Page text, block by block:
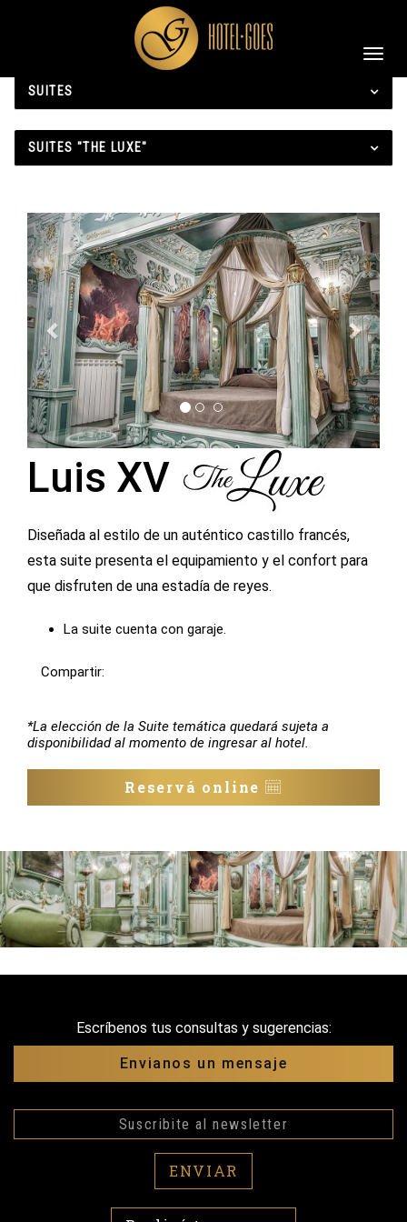
SUITES
SUITES "THE LUXE"
Previous Next
Luis XV
Diseñada al estilo de un auténtico castillo francés,
esta suite presenta el equipamiento y el confort para
que disfruten de una estadía de reyes.
La suite cuenta con garaje.
Compartir:
*La elección de la Suite temática quedará sujeta a
disponibilidad al momento de ingresar al hotel.
Reservá online
Escríbenos tus consultas y sugerencias:
Envianos un mensaje
ENVIAR